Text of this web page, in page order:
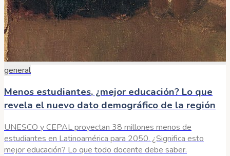
general
Menos estudiantes, ¿mejor educación? Lo que
revela el nuevo dato demográfico de la región
UNESCO y CEPAL proyectan 38 millones menos de
estudiantes en Latinoamérica para 2050. ¿Significa esto
mejor educación? Lo que todo docente debe saber.